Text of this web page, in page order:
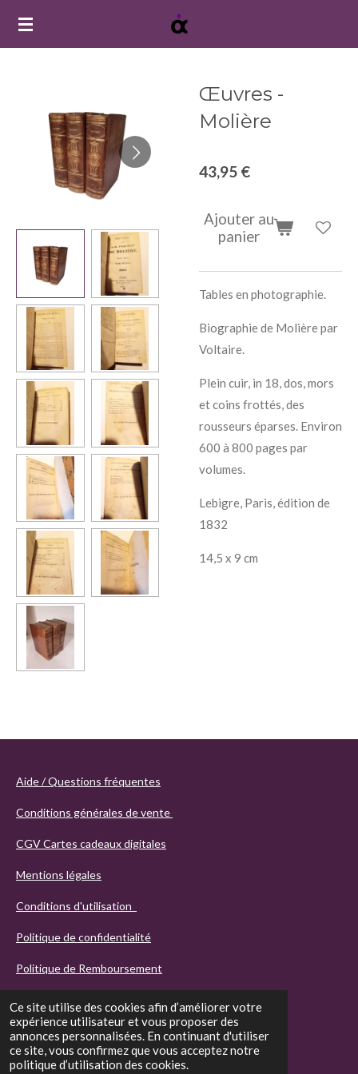
Ce site utilise des cookies afin d’améliorer votre
expérience utilisateur et vous proposer des
annonces personnalisées. En continuant d'utiliser
ce site, vous confirmez que vous acceptez notre
politique d’utilisation des cookies.
Passer
Œuvres -
Molière
43,95 €
Ajouter au
panier
Tables en photographie.
Biographie de Molière par
Voltaire.
Plein cuir, in 18, dos, mors
et coins frottés, des
rousseurs éparses. Environ
600 à 800 pages par
volumes.
Lebigre, Paris, édition de
1832
14,5 x 9 cm
Aide / Questions fréquentes
Conditions générales de vente
CGV Cartes cadeaux digitales
Mentions légales
Conditions d'utilisation
Politique de confidentialité
Politique de Remboursement